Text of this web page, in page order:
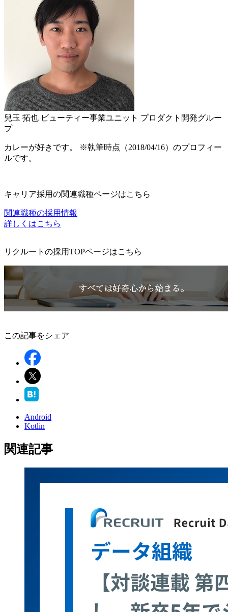
兒玉 拓也 ビューティー事業ユニット プロダクト開発グルー
プ
カレーが好きです。 ※執筆時点（2018/04/16）のプロフィー
ルです。
キャリア採用の関連職種ページはこちら
関連職種の採用情報
詳しくはこちら
リクルートの採用TOPページはこちら
この記事をシェア
Android
Kotlin
関連記事